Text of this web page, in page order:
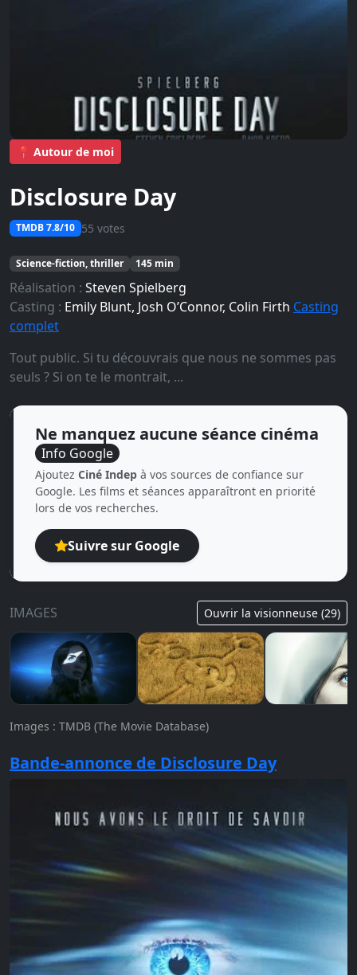
📍 Autour de moi
Disclosure Day
TMDB 7.8/10 55 votes
Science-fiction, thriller 145 min
Réalisation : Steven Spielberg
Casting : Emily Blunt, Josh O’Connor, Colin Firth Casting
complet
Tout public. Si tu découvrais que nous ne sommes pas
seuls ? Si on te le montrait, ...
Ne manquez aucune séance cinéma
Info Google
Ajoutez Ciné Indep à vos sources de confiance sur
Google. Les films et séances apparaîtront en priorité
lors de vos recherches.
Suivre sur Google
IMAGES Ouvrir la visionneuse (29)
Images : TMDB (The Movie Database)
Bande-annonce de Disclosure Day